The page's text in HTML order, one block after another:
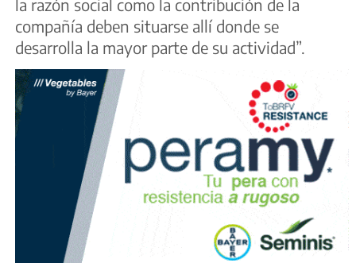
la razón social como la contribución de la
compañía deben situarse allí donde se
desarrolla la mayor parte de su actividad”.